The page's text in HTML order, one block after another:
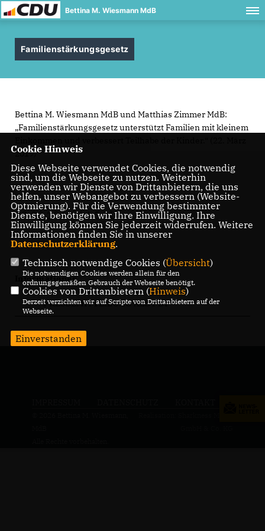
Bettina M. Wiesmann MdB
Familienstärkungsgesetz
Bettina M. Wiesmann MdB und Matthias Zimmer MdB:
Familienstärkungsgesetz unterstützt Familien mit kleinem
2019)
22.03.2019, 14:54 Uhr
Informationen
PRESSEMITTEILUNG ALS PDF
Cookie Hinweis
Diese Webseite verwendet Cookies, die notwendig
sind, um die Webseite zu nutzen. Weiterhin
verwenden wir Dienste von Drittanbietern, die uns
helfen, unser Webangebot zu verbessern (Website-
Optmierung). Für die Verwendung bestimmter
Dienste, benötigen wir Ihre Einwilligung. Ihre
Einwilligung können Sie jederzeit widerrufen. Weitere
Informationen finden Sie in unserer
Datenschutzerklärung.
Technisch notwendige Cookies (Übersicht)
Die notwendigen Cookies werden allein für den
ordnungsgemäßen Gebrauch der Webseite benötigt.
Cookies von Drittanbietern (Hinweis)
Derzeit verzichten wir auf Scripte von Drittanbietern auf der
Webseite.
Einverstanden